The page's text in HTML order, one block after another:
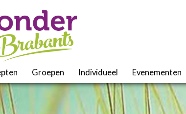
Groepen Individueel Evenementen